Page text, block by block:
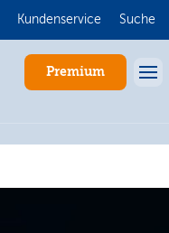
Kundenservice Suche
Premium